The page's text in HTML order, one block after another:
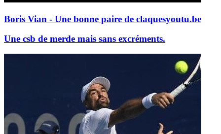
Boris Vian - Une bonne paire de claquesyoutu.be
Une csb de merde mais sans excréments.